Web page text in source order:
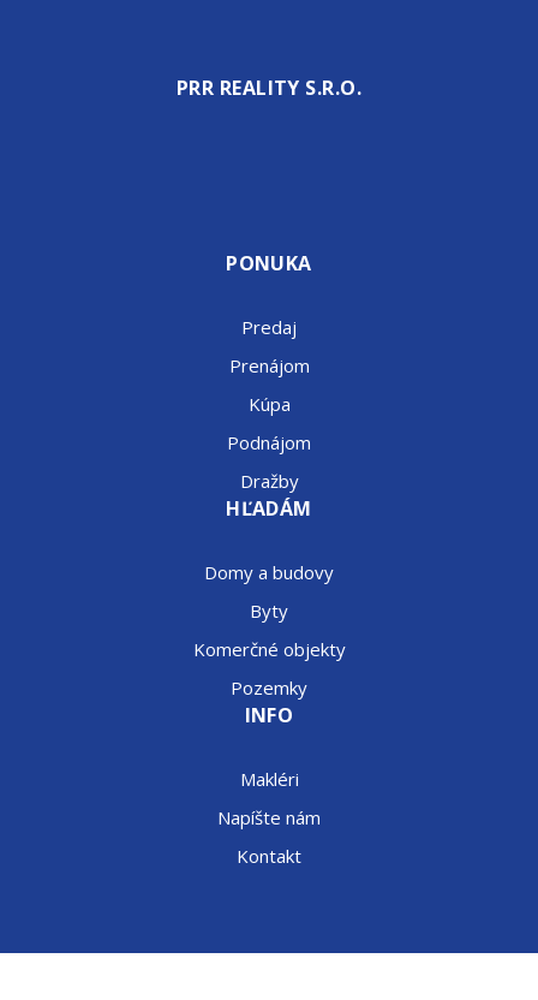
PRR REALITY S.R.O.
PONUKA
Predaj
Prenájom
Kúpa
Podnájom
Dražby
HĽADÁM
Domy a budovy
Byty
Komerčné objekty
Pozemky
INFO
Makléri
Napíšte nám
Kontakt